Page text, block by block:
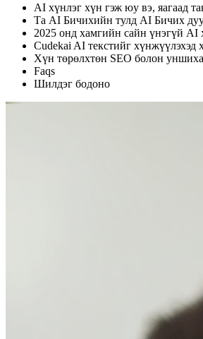
AI хүнлэг хүн гэж юу вэ, яагаад
Та AI Бичихийн тулд AI Бичих
2025 онд хамгийн сайн үнэгүй AI
Cudekai AI текстийг хүнжүүлэхэд
Хүн төрөлхтөн SEO болон
Faqs
Шилдэг бодоно